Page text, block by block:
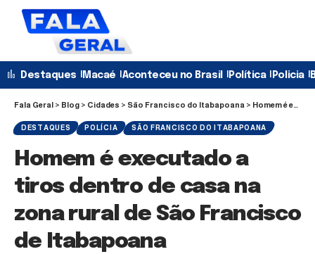
Destaques Macaé Aconteceu no Brasil Política Policia
Fala Geral > Blog > Cidades > São Francisco do Itabapoana > Homem é executado a tiros dentro de casa na zona rural de São Francisco de Itabapoana
DESTAQUES POLÍCIA SÃO FRANCISCO DO ITABAPOANA
Homem é executado a
tiros dentro de casa na
zona rural de São Francisco
de Itabapoana